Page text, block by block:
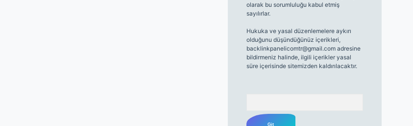
olarak bu sorumluluğu kabul etmiş
sayılırlar.
Hukuka ve yasal düzenlemelere aykırı
olduğunu düşündüğünüz içerikleri,
backlinkpanelicomtr@gmail.comadresine
bildirmeniz halinde, ilgili içerikler yasal
süre içerisinde sitemizden kaldırılacaktır.